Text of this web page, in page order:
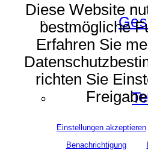
Diese Website
bestmögliche
Erfahren Sie
richten Sie
Einstellungen akzeptieren
Benachrichtigung